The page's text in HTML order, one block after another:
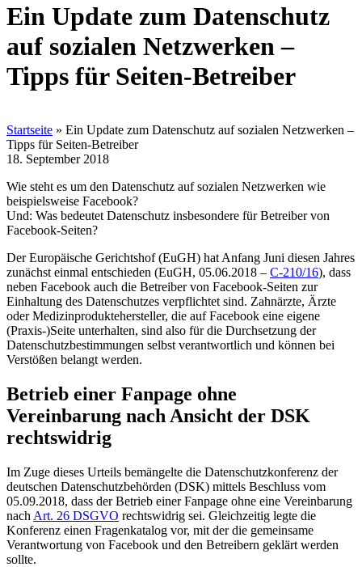
Ein Update zum Datenschutz
auf sozialen Netzwerken –
Tipps für Seiten-Betreiber
Startseite » Ein Update zum Datenschutz auf sozialen Netzwerken –
Tipps für Seiten-Betreiber
18. September 2018
Wie steht es um den Datenschutz auf sozialen Netzwerken wie
beispielsweise Facebook?
Und: Was bedeutet Datenschutz insbesondere für Betreiber von
Facebook-Seiten?
Der Europäische Gerichtshof (EuGH) hat Anfang Juni diesen Jahres
zunächst einmal entschieden (EuGH, 05.06.2018 – C-210/16), dass
neben Facebook auch die Betreiber von Facebook-Seiten zur
Einhaltung des Datenschutzes verpflichtet sind. Zahnärzte, Ärzte
oder Medizinproduktehersteller, die auf Facebook eine eigene
(Praxis-)Seite unterhalten, sind also für die Durchsetzung der
Datenschutzbestimmungen selbst verantwortlich und können bei
Verstößen belangt werden.
Betrieb einer Fanpage ohne
Vereinbarung nach Ansicht der DSK
rechtswidrig
Im Zuge dieses Urteils bemängelte die Datenschutzkonferenz der
deutschen Datenschutzbehörden (DSK) mittels Beschluss vom
05.09.2018, dass der Betrieb einer Fanpage ohne eine Vereinbarung
nach Art. 26 DSGVO rechtswidrig sei. Gleichzeitig legte die
Konferenz einen Fragenkatalog vor, mit der die gemeinsame
Verantwortung von Facebook und den Betreibern geklärt werden
sollte.